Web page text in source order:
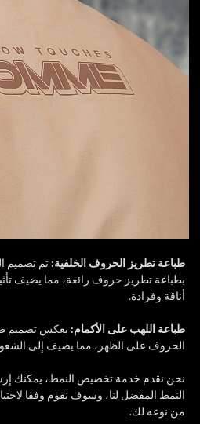
طباعة تطريز الحروف الخلفية: تم تصميم
بطباعة تطريز حروف رائعة، مما يضيف
أناقة وفرادة.
طباعة اللهب على الأكمام: يعكس تصميم
الحروف على الظهر، مما يضيف إلى الشعور
نحن نقدم خدمة تخصيص النمط، يمكنك
النمط المفضل لنا، وسوف نقوم وفقا
من نوعه لك.